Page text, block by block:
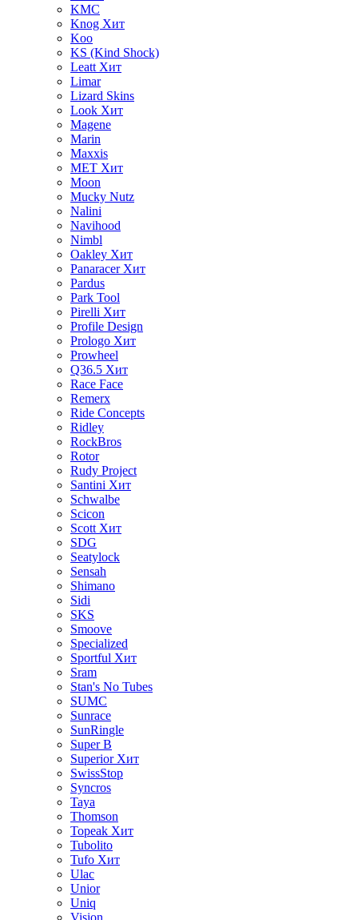
KMC
Knog Хит
Koo
KS (Kind Shock)
Leatt Хит
Limar
Lizard Skins
Look Хит
Magene
Marin
Maxxis
MET Хит
Moon
Mucky Nutz
Nalini
Navihood
Nimbl
Oakley Хит
Panaracer Хит
Pardus
Park Tool
Pirelli Хит
Profile Design
Prologo Хит
Prowheel
Q36.5 Хит
Race Face
Remerx
Ride Concepts
Ridley
RockBros
Rotor
Rudy Project
Santini Хит
Schwalbe
Scicon
Scott Хит
SDG
Seatylock
Sensah
Shimano
Sidi
SKS
Smoove
Specialized
Sportful Хит
Sram
Stan's No Tubes
SUMC
Sunrace
SunRingle
Super B
Superior Хит
SwissStop
Syncros
Taya
Thomson
Topeak Хит
Tubolito
Tufo Хит
Ulac
Unior
Uniq
Vision